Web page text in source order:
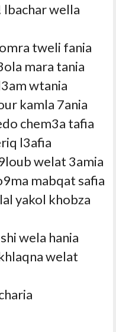
lbachar wella
tweli fania
mara tania
wtania
kamla 7ania
chem3a tafia
l3afia ?!
welat 3amia
mabqat safia
yakol khobza
wela hania
welat